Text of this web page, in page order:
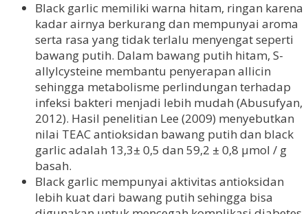
Black garlic memiliki warna hitam, ringan karena
kadar airnya berkurang dan mempunyai aroma
serta rasa yang tidak terlalu menyengat seperti
bawang putih. Dalam bawang putih hitam, S-
allylcysteine membantu penyerapan allicin
sehingga metabolisme perlindungan terhadap
infeksi bakteri menjadi lebih mudah (Abusufyan,
2012). Hasil penelitian Lee (2009) menyebutkan
nilai TEAC antioksidan bawang putih dan black
garlic adalah 13,3± 0,5 dan 59,2 ± 0,8 µmol / g
basah.
Black garlic mempunyai aktivitas antioksidan
lebih kuat dari bawang putih sehingga bisa